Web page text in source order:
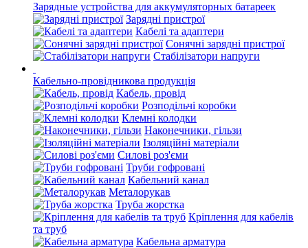
Зарядные устройства для аккумуляторных батареек
Зарядні пристрої
Кабелі та адаптери
Сонячні зарядні пристрої
Стабілізатори напруги
Кабельно-провідникова продукція
Кабель, провід
Розподільчі коробки
Клемні колодки
Наконечники, гільзи
Ізоляційні матеріали
Силові роз'єми
Труби гофровані
Кабельний канал
Металорукав
Труба жорстка
Кріплення для кабелів
та труб
Кабельна арматура